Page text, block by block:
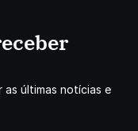
as últimas notícias e